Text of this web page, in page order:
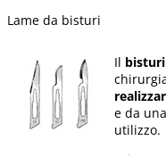
Lame da bisturi
Il bisturi
e da
utilizzo.